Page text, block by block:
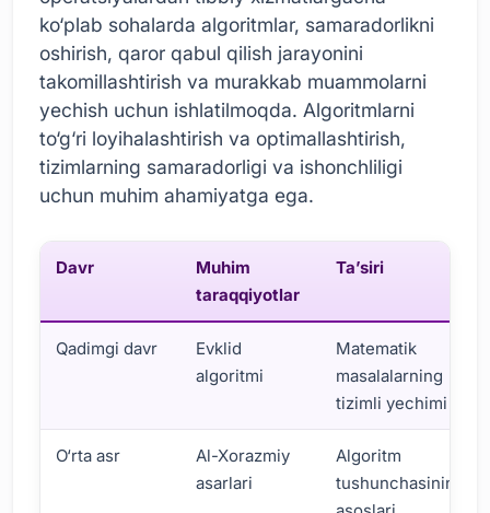
ko‘plab sohalarda algoritmlar, samaradorlikni
oshirish, qaror qabul qilish jarayonini
takomillashtirish va murakkab muammolarni
yechish uchun ishlatilmoqda. Algoritmlarni
to‘g‘ri loyihalashtirish va optimallashtirish,
tizimlarning samaradorligi va ishonchliligi
uchun muhim ahamiyatga ega.
Davr
Muhim
taraqqiyotlar
Ta’siri
Qadimgi davr
Evklid
algoritmi
Matematik
masalalarning
tizimli yechimi
O‘rta asr
Al-Xorazmiy
asarlari
Algoritm
tushunchasining